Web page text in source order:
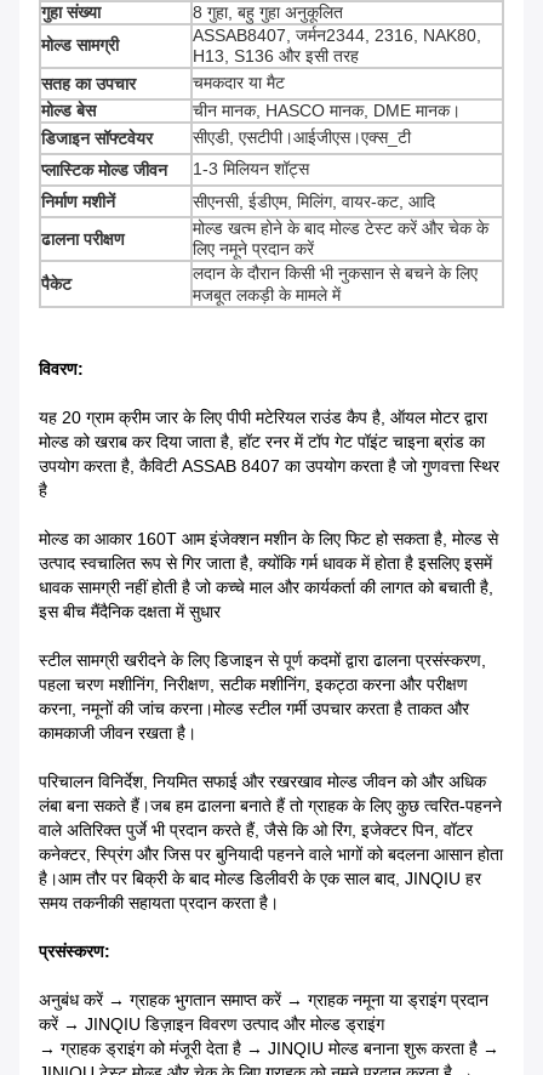
गुहा संख्या
8 गुहा, बहु गुहा अनुकूलित
मोल्ड सामग्री
ASSAB8407, जर्मन2344, 2316, NAK80,
H13, S136 और इसी तरह
सतह का उपचार
चमकदार या मैट
मोल्ड बेस
चीन मानक, HASCO मानक, DME मानक।
डिजाइन सॉफ्टवेयर
सीएडी, एसटीपी।आईजीएस।एक्स_टी
प्लास्टिक मोल्ड जीवन
1-3 मिलियन शॉट्स
निर्माण मशीनें
सीएनसी, ईडीएम, मिलिंग, वायर-कट, आदि
ढालना परीक्षण
मोल्ड खत्म होने के बाद मोल्ड टेस्ट करें और चेक के
लिए नमूने प्रदान करें
पैकेट
लदान के दौरान किसी भी नुकसान से बचने के लिए
मजबूत लकड़ी के मामले में
विवरण:
यह 20 ग्राम क्रीम जार के लिए पीपी मटेरियल राउंड कैप है, ऑयल मोटर द्वारा
मोल्ड को खराब कर दिया जाता है, हॉट रनर में टॉप गेट पॉइंट चाइना ब्रांड का
उपयोग करता है, कैविटी ASSAB 8407 का उपयोग करता है जो गुणवत्ता स्थिर
है
मोल्ड का आकार 160T आम इंजेक्शन मशीन के लिए फिट हो सकता है, मोल्ड से
उत्पाद स्वचालित रूप से गिर जाता है, क्योंकि गर्म धावक में होता है इसलिए इसमें
धावक सामग्री नहीं होती है जो कच्चे माल और कार्यकर्ता की लागत को बचाती है,
इस बीच मैंदैनिक दक्षता में सुधार
स्टील सामग्री खरीदने के लिए डिजाइन से पूर्ण कदमों द्वारा ढालना प्रसंस्करण,
पहला चरण मशीनिंग, निरीक्षण, सटीक मशीनिंग, इकट्ठा करना और परीक्षण
करना, नमूनों की जांच करना।मोल्ड स्टील गर्मी उपचार करता है ताकत और
कामकाजी जीवन रखता है।
परिचालन विनिर्देश, नियमित सफाई और रखरखाव मोल्ड जीवन को और अधिक
लंबा बना सकते हैं।जब हम ढालना बनाते हैं तो ग्राहक के लिए कुछ त्वरित-पहनने
वाले अतिरिक्त पुर्जे भी प्रदान करते हैं, जैसे कि ओ रिंग, इजेक्टर पिन, वॉटर
कनेक्टर, स्प्रिंग और जिस पर बुनियादी पहनने वाले भागों को बदलना आसान होता
है।आम तौर पर बिक्री के बाद मोल्ड डिलीवरी के एक साल बाद, JINQIU हर
समय तकनीकी सहायता प्रदान करता है।
प्रसंस्करण:
अनुबंध करें → ग्राहक भुगतान समाप्त करें → ग्राहक नमूना या ड्राइंग प्रदान
करें → JINQIU डिज़ाइन विवरण उत्पाद और मोल्ड ड्राइंग
→ ग्राहक ड्राइंग को मंजूरी देता है → JINQIU मोल्ड बनाना शुरू करता है →